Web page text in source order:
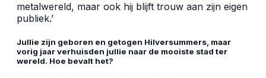
metalwereld, maar ook hij blijft trouw aan zijn eigen
publiek.’
Jullie zijn geboren en getogen Hilversummers, maar
vorig jaar verhuisden jullie naar de mooiste stad ter
wereld. Hoe bevalt het?